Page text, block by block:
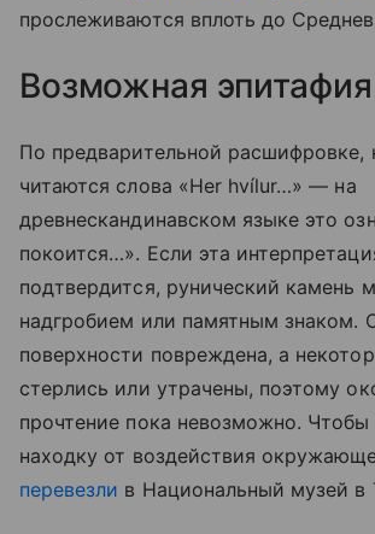
прослеживаются вплоть до
Возможная эпитафия
По предварительной расшифровке,
читаются слова «Her hvílur…» — на
древнескандинавском языке это
покоится…». Если эта
подтвердится, рунический камень
надгробием или памятным знаком.
поверхности повреждена, а
стерлись или утрачены, поэтому
прочтение пока невозможно. Чтобы
находку от воздействия
перевезли в Национальный музей в